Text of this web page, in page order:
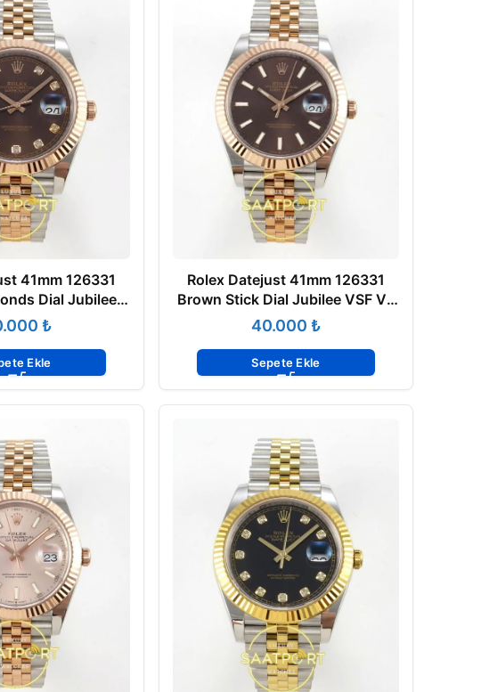
41mm 126331
Dial Jubilee
Eta Saat
₺
Ekle
Rolex Datejust 41mm 126331
Brown Stick Dial Jubilee VSF V3
Eta Saat₺
Sepete Ekle